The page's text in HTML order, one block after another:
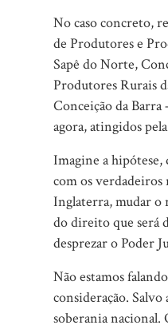
No caso concreto,
de Produtores e
Sapê do Norte,
Produtores Rurais
Conceição da Barra
agora, atingidos
Imagine a hipótese,
com os verdadeiros
Inglaterra, mudar o
do direito que será
desprezar o Poder
Não estamos
consideração.
soberania nacional.